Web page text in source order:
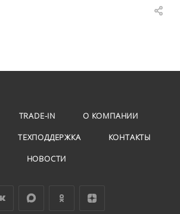
TRADE-IN
О КОМПАНИИ
ТЕХПОДДЕРЖКА
КОНТАКТЫ
НОВОСТИ